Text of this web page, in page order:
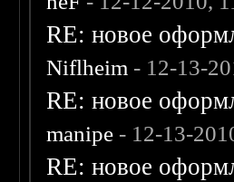
RE: новое
Niflheim - 12-13-
RE: новое
manipe - 12-13-
RE: новое